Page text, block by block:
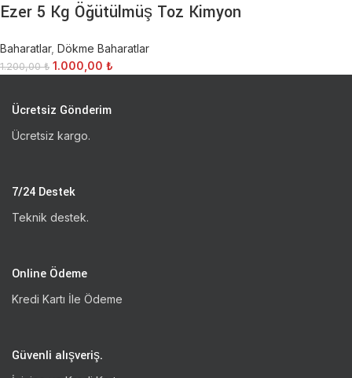
Ezer 5 Kg Öğütülmüş Toz Kimyon
Baharatlar, Dökme Baharatlar
1.200,00₺ 1.000,00 ₺
Ücretsiz Gönderim
Ücretsiz kargo.
7/24 Destek
Teknik destek.
Online Ödeme
Kredi Kartı İle Ödeme
Güvenli alışveriş.